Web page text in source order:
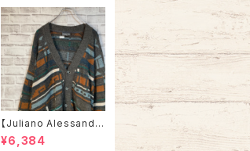
【Juliano Alessandr
o】Cardigan L Made
in ITALY “EURO LIN
¥6,384